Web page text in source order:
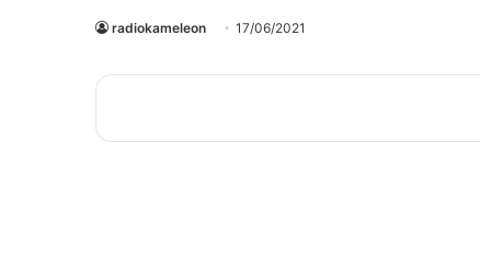
radiokameleon 17/06/2021